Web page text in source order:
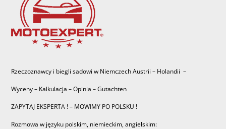
Rzeczoznawcy i biegli sadowi w Niemczech Austrii – Holandii –
Wyceny – Kalkulacja – Opinia – Gutachten
ZAPYTAJ EKSPERTA ! – MOWIMY PO POLSKU !
Rozmowa w języku polskim, niemieckim, angielskim: